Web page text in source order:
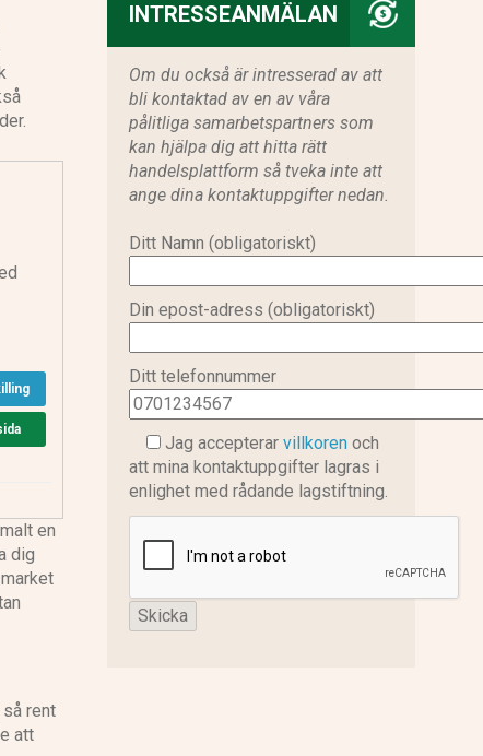
en
dig
rent
att
INTRESSEANMÄLAN
Om du också är intresserad av att
bli kontaktad av en av våra
pålitliga samarbetspartners som
kan hjälpa dig att hitta rätt
handelsplattform så tveka inte att
ange dina kontaktuppgifter nedan.
Ditt Namn (obligatoriskt)
Din epost-adress (obligatoriskt)
Ditt telefonnummer
Jag accepterar villkorenoch
att mina kontaktuppgifter lagras i
enlighet med rådande lagstiftning.